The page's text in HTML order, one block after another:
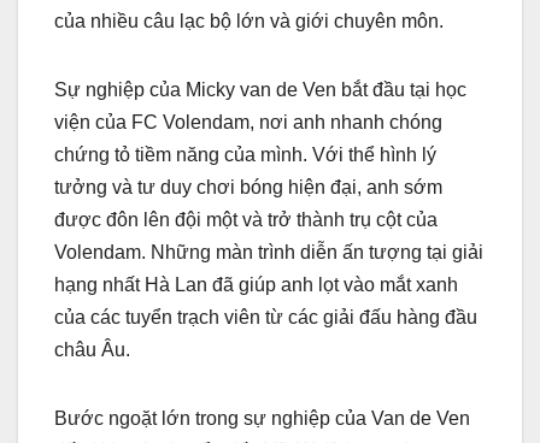
của nhiều câu lạc bộ lớn và giới chuyên môn.
Sự nghiệp của Micky van de Ven bắt đầu tại học
viện của FC Volendam, nơi anh nhanh chóng
chứng tỏ tiềm năng của mình. Với thể hình lý
tưởng và tư duy chơi bóng hiện đại, anh sớm
được đôn lên đội một và trở thành trụ cột của
Volendam. Những màn trình diễn ấn tượng tại giải
hạng nhất Hà Lan đã giúp anh lọt vào mắt xanh
của các tuyển trạch viên từ các giải đấu hàng đầu
châu Âu.
Bước ngoặt lớn trong sự nghiệp của Van de Ven